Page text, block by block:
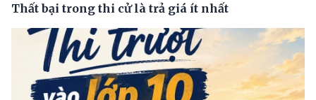
Thất bại trong thi cử là trả giá ít nhất